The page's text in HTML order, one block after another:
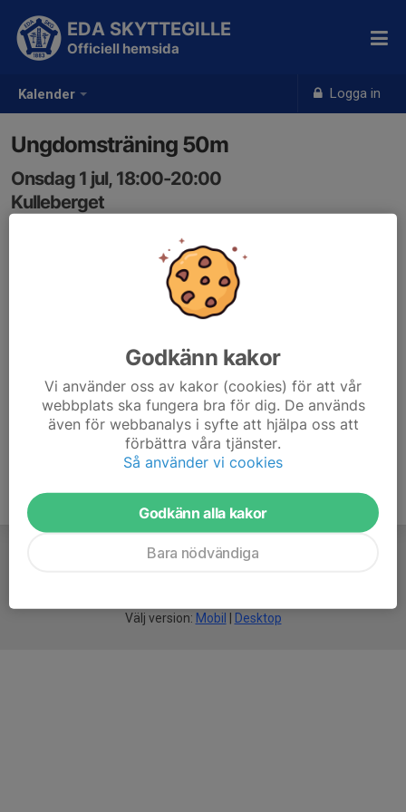
Kalender Logga in
EDA SKYTTEGILLE
Officiell hemsida
Ungdomsträning 50m
Onsdag 1 jul, 18:00-20:00
Kulleberget
Välj version: Mobil Desktop
Godkänn kakor
Vi använder oss av kakor (cookies) för att vår
webbplats ska fungera bra för dig. De används
även för webbanalys i syfte att hjälpa oss att
förbättra våra tjänster.
Så använder vi cookies
Godkänn alla kakor
Bara nödvändiga